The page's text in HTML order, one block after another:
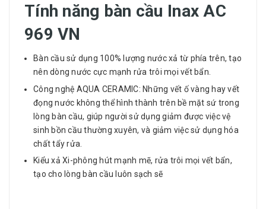
Tính năng bàn cầu Inax AC
969 VN
Bàn cầu sử dụng 100% lượng nước xả từ phía trên, tạo
nên dòng nước cực mạnh rửa trôi mọi vết bẩn.
Công nghệ AQUA CERAMIC: Những vết ố vàng hay vết
đọng nước không thể hình thành trên bề mặt sứ trong
lòng bàn cầu, giúp người sử dụng giảm được việc vệ
sinh bồn cầu thường xuyên, và giảm việc sử dụng hóa
chất tẩy rửa.
Kiểu xả Xi-phông hút mạnh mẽ, rửa trôi mọi vết bẩn,
tạo cho lòng bàn cầu luôn sạch sẽ